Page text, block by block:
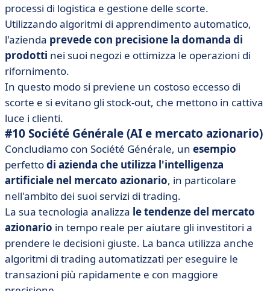
processi di logistica e gestione delle scorte.
Utilizzando algoritmi di apprendimento automatico,
l'azienda prevede con precisione la domanda di
prodotti nei suoi negozi e ottimizza le operazioni di
rifornimento.
In questo modo si previene un costoso eccesso di
scorte e si evitano gli stock-out, che mettono in cattiva
luce i clienti.
#10 Société Générale (AI e mercato azionario)
Concludiamo con Société Générale, un esempio
perfettodi azienda che utilizza l'intelligenza
artificiale nel mercato azionario, in particolare
nell'ambito dei suoi servizi di trading.
La sua tecnologia analizza le tendenze del mercato
azionario in tempo reale per aiutare gli investitori a
prendere le decisioni giuste. La banca utilizza anche
algoritmi di trading automatizzati per eseguire le
transazioni più rapidamente e con maggiore